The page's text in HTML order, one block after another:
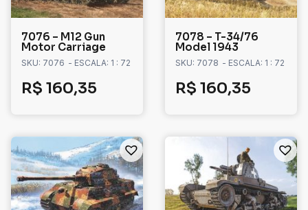
7076 – M12 Gun
Motor Carriage
SKU: 7076 - ESCALA: 1 : 72
R$ 160,35
7078 – T-34/76
Model 1943
SKU: 7078 - ESCALA: 1 : 72
R$ 160,35